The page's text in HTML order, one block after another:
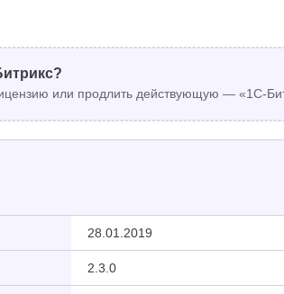
или продлить действующую — «1С-
28.01.2019
2.3.0